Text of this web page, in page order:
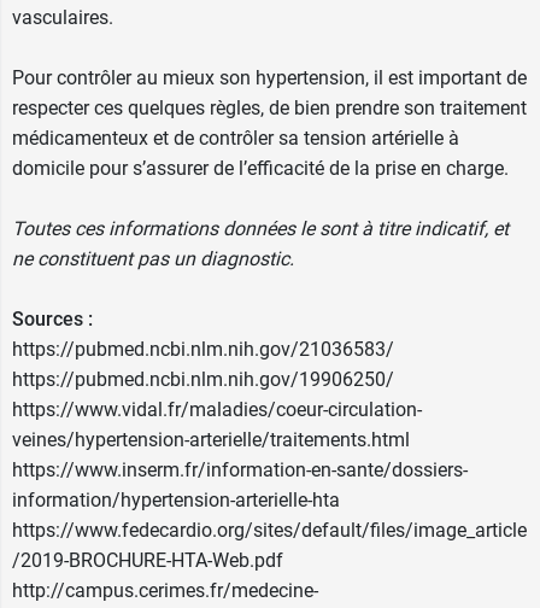
vasculaires.
Pour contrôler au mieux son hypertension, il est important de
respecter ces quelques règles, de bien prendre son traitement
médicamenteux et de contrôler sa tension artérielle à
domicile pour s’assurer de l’efficacité de la prise en charge.
Toutes ces informations données le sont à titre indicatif, et
ne constituent pas un diagnostic.
Sources :
https://pubmed.ncbi.nlm.nih.gov/21036583/
https://pubmed.ncbi.nlm.nih.gov/19906250/
https://www.vidal.fr/maladies/coeur-circulation-
veines/hypertension-arterielle/traitements.html
https://www.inserm.fr/information-en-sante/dossiers-
information/hypertension-arterielle-hta
https://www.fedecardio.org/sites/default/files/image_article
/2019-BROCHURE-HTA-Web.pdf
http://campus.cerimes.fr/medecine-